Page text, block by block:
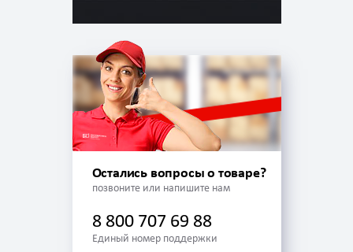
Остались вопросы о товаре?
позвоните или напишите нам
8 800 707 69 88
Единый номер поддержки